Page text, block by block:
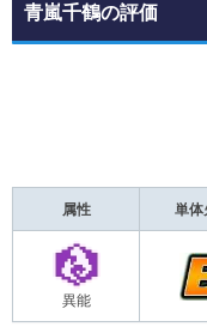
青嵐千鶴の評価
属性 単体
異能